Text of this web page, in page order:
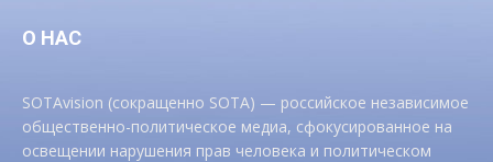
О НАС
SOTAvision (сокращенно SOTA) — российское независимое
общественно-политическое медиа, сфокусированное на
освещении нарушения прав человека и политическом